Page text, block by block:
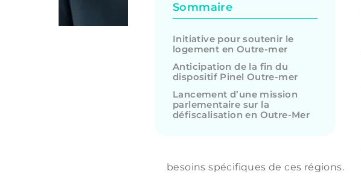
Sommaire
Initiative pour soutenir le
logement en Outre-mer
Anticipation de la fin du
dispositif Pinel Outre-mer
Lancement d’une mission
parlementaire sur la
défiscalisation en Outre-Mer
besoins spécifiques de ces régions.